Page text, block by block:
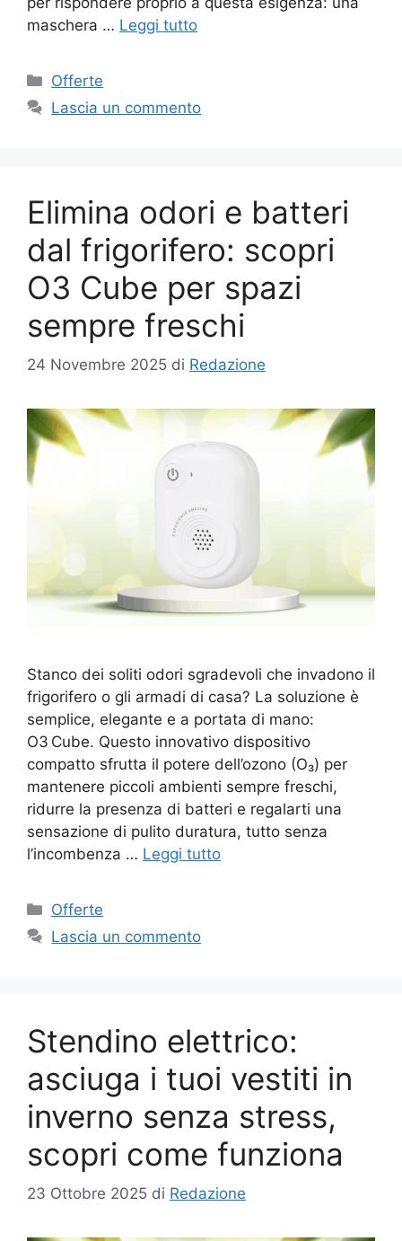
maschera … Leggi tutto
Categorie
Offerte
Lascia un commento
Elimina odori e batteri
dal frigorifero: scopri
O3 Cube per spazi
sempre freschi
24 Novembre 2025 di Redazione
Stanco dei soliti odori sgradevoli che invadono il
frigorifero o gli armadi di casa? La soluzione è
semplice, elegante e a portata di mano:
O3 Cube. Questo innovativo dispositivo
compatto sfrutta il potere dell’ozono (O₃) per
mantenere piccoli ambienti sempre freschi,
ridurre la presenza di batteri e regalarti una
sensazione di pulito duratura, tutto senza
l’incombenza … Leggi tutto
Categorie
Offerte
Lascia un commento
Stendino elettrico:
asciuga i tuoi vestiti in
inverno senza stress,
scopri come funziona
23 Ottobre 2025 di Redazione